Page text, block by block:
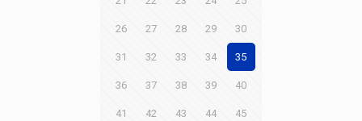
26 27 28 29 30
31 32 33 34 35
36 37 38 39 40
41 42 43 44 45